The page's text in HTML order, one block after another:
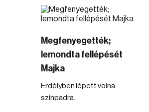
Megfenyegették;
lemondta fellépését
Majka
Erdélyben lépett volna
színpadra.